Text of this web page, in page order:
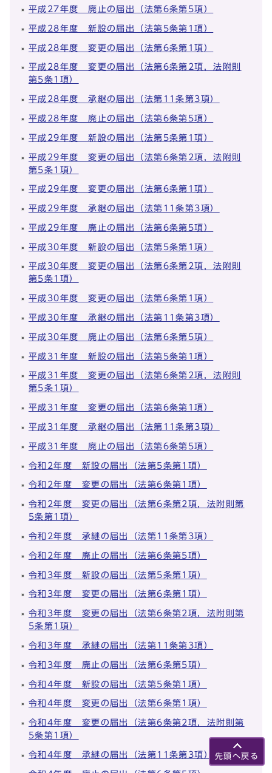
平成27年度 廃止の届出（法第6条第5項）
平成28年度 新設の届出（法第5条第1項）
平成28年度 変更の届出（法第6条第1項）
平成28年度 変更の届出（法第6条第2項，法附則
第5条1項）
平成28年度 承継の届出（法第11条第3項）
平成28年度 廃止の届出（法第6条第5項）
平成29年度 新設の届出（法第5条第1項）
平成29年度 変更の届出（法第6条第2項，法附則
第5条1項）
平成29年度 変更の届出（法第6条第1項）
平成29年度 承継の届出（法第11条第3項）
平成29年度 廃止の届出（法第6条第5項）
平成30年度 新設の届出（法第5条第1項）
平成30年度 変更の届出（法第6条第2項，法附則
第5条1項）
平成30年度 変更の届出（法第6条第1項）
平成30年度 承継の届出（法第11条第3項）
平成30年度 廃止の届出（法第6条第5項）
平成31年度 新設の届出（法第5条第1項）
平成31年度 変更の届出（法第6条第2項，法附則
第5条1項）
平成31年度 変更の届出（法第6条第1項）
平成31年度 承継の届出（法第11条第3項）
平成31年度 廃止の届出（法第6条第5項）
令和2年度 新設の届出（法第5条第1項）
令和2年度 変更の届出（法第6条第1項）
令和2年度 変更の届出（法第6条第2項，法附則第
5条第1項）
令和2年度 承継の届出（法第11条第3項）
令和2年度 廃止の届出（法第6条第5項）
令和3年度 新設の届出（法第5条第1項）
令和3年度 変更の届出（法第6条第1項）
令和3年度 変更の届出（法第6条第2項，法附則第
5条第1項）
令和3年度 承継の届出（法第11条第3項）
令和3年度 廃止の届出（法第6条第5項）
令和4年度 新設の届出（法第5条第1項）
令和4年度 変更の届出（法第6条第1項）
令和4年度 変更の届出（法第6条第2項，法附則第
5条第1項）
令和4年度 承継の届出（法第11条第3項） 先頭へ戻る